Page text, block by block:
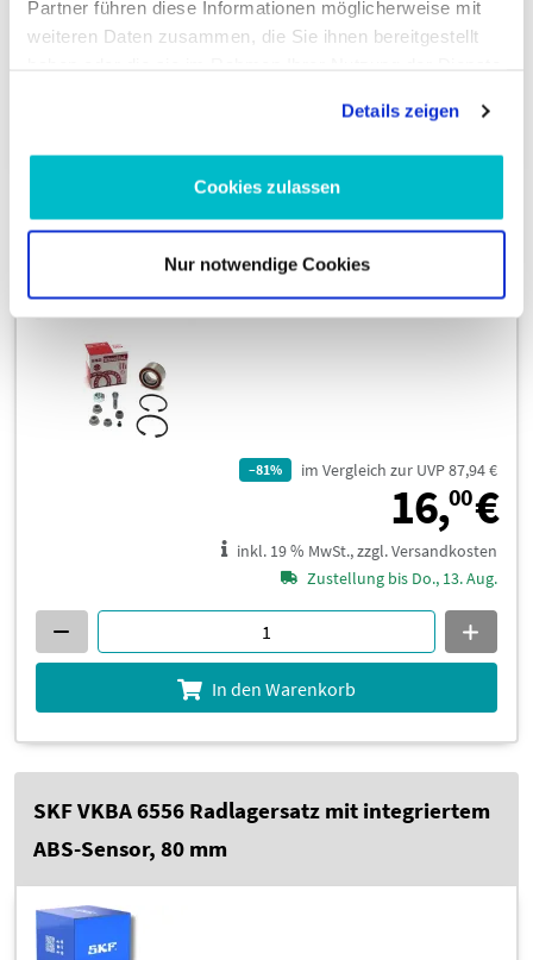
Partner führen diese Informationen möglicherweise mit
weiteren Daten zusammen, die Sie ihnen bereitgestellt
Details zeigen
Cookies zulassen
Nur notwendige Cookies
Zustellung bis Do., 13. Aug.
In den Warenkorb
Radlagersatz 713 6101 00
–81% im Vergleich zur UVP 87,94 €
16,00€
inkl. 19 % MwSt., zzgl. Versandkosten
Zustellung bis Do., 13. Aug.
In den Warenkorb
SKF VKBA 6556 Radlagersatz mit integriertem
ABS-Sensor, 80 mm